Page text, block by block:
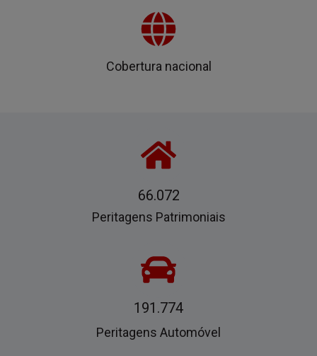
Cobertura nacional
66.072
Peritagens Patrimoniais
191.774
Peritagens Automóvel